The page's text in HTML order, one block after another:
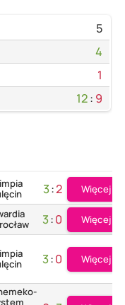
5
4
1
12: 9
3:2 Więcej
3:0 Więcej
3:0 Więcej